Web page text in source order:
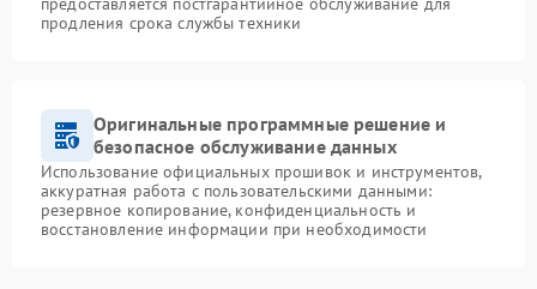
продления срока службы техники
Оригинальные программные решение и
безопасное обслуживание данных
Использование официальных прошивок и инструментов,
аккуратная работа с пользовательскими данными:
резервное копирование, конфиденциальность и
восстановление информации при необходимости